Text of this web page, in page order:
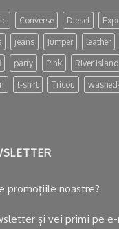
Converse Diesel
jeans Jumper leather
party Pink River Island
t-shirt Tricou
promoțiile noastre?
și vei primi pe